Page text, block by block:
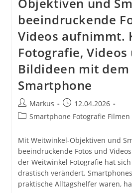
beeindruckende
Videos aufnimmt.
Fotografie, Videos
Bildideen mit dem
Smartphone
Beitrags-
Autor:
Markus
Beitrag
veröffentlicht:
12.04.2026
Beitrags-
Smartphone Fotografie Filmen
Mit Weitwinkel-Objektiven und
beeindruckende Fotos und
der Weitwinkel Fotografie hat
drastisch verändert.
praktische Alltagshelfer waren,